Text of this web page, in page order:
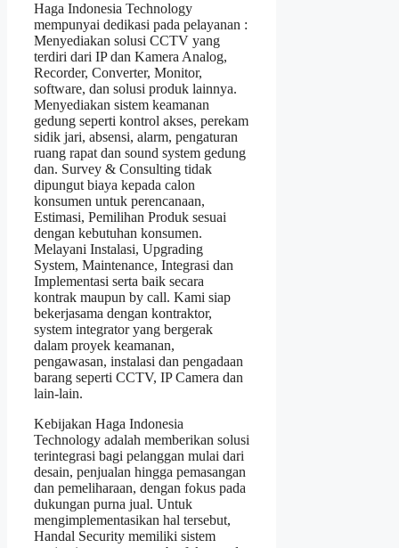
Haga Indonesia Technology
mempunyai dedikasi pada pelayanan :
Menyediakan solusi CCTV yang
terdiri dari IP dan Kamera Analog,
Recorder, Converter, Monitor,
software, dan solusi produk lainnya.
Menyediakan sistem keamanan
gedung seperti kontrol akses, perekam
sidik jari, absensi, alarm, pengaturan
ruang rapat dan sound system gedung
dan. Survey & Consulting tidak
dipungut biaya kepada calon
konsumen untuk perencanaan,
Estimasi, Pemilihan Produk sesuai
dengan kebutuhan konsumen.
Melayani Instalasi, Upgrading
System, Maintenance, Integrasi dan
Implementasi serta baik secara
kontrak maupun by call. Kami siap
bekerjasama dengan kontraktor,
system integrator yang bergerak
dalam proyek keamanan,
pengawasan, instalasi dan pengadaan
barang seperti CCTV, IP Camera dan
lain-lain.
Kebijakan Haga Indonesia
Technology adalah memberikan solusi
terintegrasi bagi pelanggan mulai dari
desain, penjualan hingga pemasangan
dan pemeliharaan, dengan fokus pada
dukungan purna jual. Untuk
mengimplementasikan hal tersebut,
Handal Security memiliki sistem